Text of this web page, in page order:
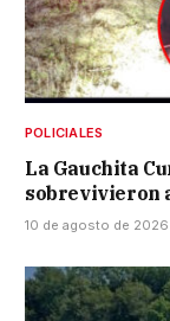
POLICIALES
La Gauchita
sobrevivieron
10 de agosto de 2026